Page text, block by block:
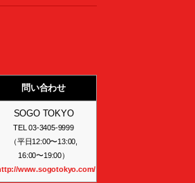
問い合わせ
SOGO TOKYO
TEL 03-3405-9999
（平日12:00〜13:00,
16:00〜19:00）
www.sogotokyo.com/